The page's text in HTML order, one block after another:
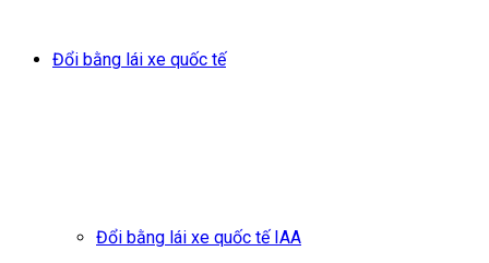
Đổi bằng lái xe quốc tế
Đổi bằng lái xe quốc tế IAA